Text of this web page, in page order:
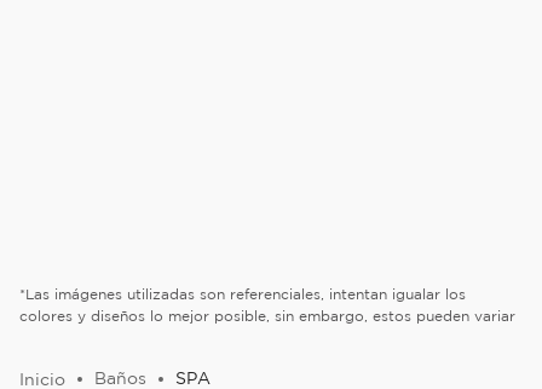
*Las imágenes utilizadas son referenciales, intentan igualar los
colores y diseños lo mejor posible, sin embargo, estos pueden variar
Baños SPA